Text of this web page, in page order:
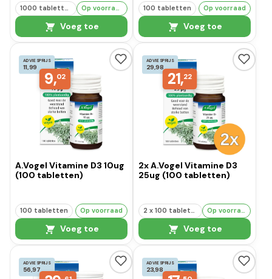
1000 tabletten Op voorraad
Voeg toe
100 tabletten Op voorraad
Voeg toe
ADVIESPRIJS
11,99
9,02
A.Vogel Vitamine D3 10ug
(100 tabletten)
100 tabletten Op voorraad
Voeg toe
ADVIESPRIJS
29,98
21,22
2x A.Vogel Vitamine D3
25ug (100 tabletten)
Voeg toe
ADVIESPRIJS
56,97
ADVIESPRIJS
23,98